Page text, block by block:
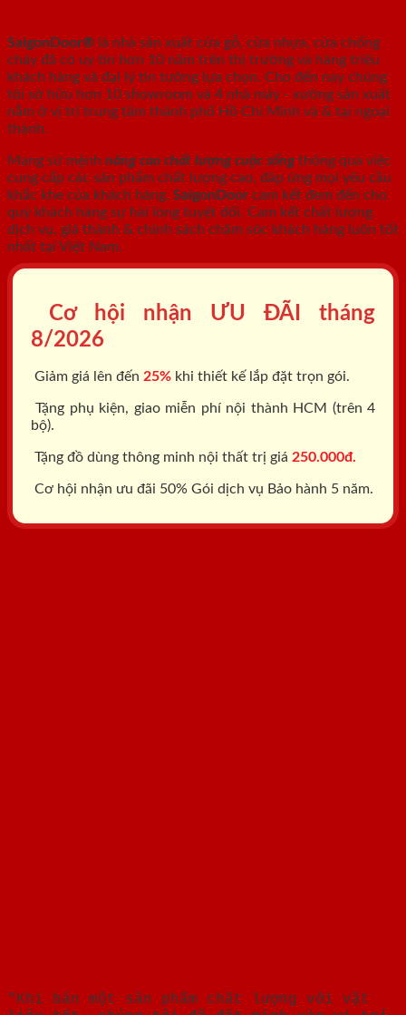
SaigonDoor® là nhà sản xuất cửa gỗ, cửa nhựa, cửa chống
cháy đã có uy tín hơn 10 năm trên thị trường và hàng triệu
khách hàng và đại lý tin tưởng lựa chọn. Cho đến nay chúng
tôi sở hữu hơn 10 showroom và 4 nhà máy - xưởng sản xuất
nằm ở vị trí trung tâm thành phố Hồ Chí Minh và & tại ngoại
thành.
Mang sứ mệnh nâng cao chất lượng cuộc sống thông qua việc
cung cấp các sản phẩm chất lượng cao, đáp ứng mọi yêu cầu
khắc khe của khách hàng. SaigonDoor cam kết đem đến cho
quý khách hàng sự hài lòng tuyệt đối. Cam kết chất lượng
dịch vụ, giá thành & chính sách chăm sóc khách hàng luôn tốt
nhất tại Việt Nam.
Cơ hội nhận ƯU ĐÃI tháng
8/2026
Giảm giá lên đến 25% khi thiết kế lắp đặt trọn gói.
Tặng phụ kiện, giao miễn phí nội thành HCM (trên 4
bộ).
Tặng đồ dùng thông minh nội thất trị giá 250.000đ.
Cơ hội nhận ưu đãi 50% Gói dịch vụ Bảo hành 5 năm.
"Khi bán một sản phẩm chất lượng với vật